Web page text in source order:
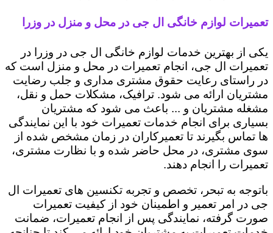
تعمیرات لوازم خانگی ال جی در محل و منزل در وزرا
یکی از بهترین خدمات لوازم خانگی ال جی در وزرا در
تعمیرات ال جی، انجام تعمیرات در محل و منزل است که
در راستای رعایت حقوق مشتری مداری و جلب رضایت
مشتریان ارائه می شود. ترافیک، مشکلات حمل و نقل،
مشغله مشتریان و ... باعث می شود که مشتریان
بسیاری برای انجام خدمات تعمیرات خود با این نمایندگی
ها تماس بگیرند تا تعمیرکاران در زمان مشخص شده از
سوی مشتری، در محل حاضر شده و با نظارت مشتری،
تعمیرات را انجام دهند.
باتوجه به تبحر، تخصص و تجربه تکنسین های تعمیرات ال
جی در امر تعمیر و اطمینان خود از کیفیت تعمیرات
صورت گرفته، نمایندگی پس از انجام تعمیرات، ضمانت